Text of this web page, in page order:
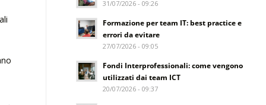
System Network & Operations
31/07/2026 - 09:26
Formazione per team IT: best practice e
errori da evitare
27/07/2026 - 09:05
Fondi Interprofessionali: come vengono
utilizzati dai team ICT
20/07/2026 - 09:37